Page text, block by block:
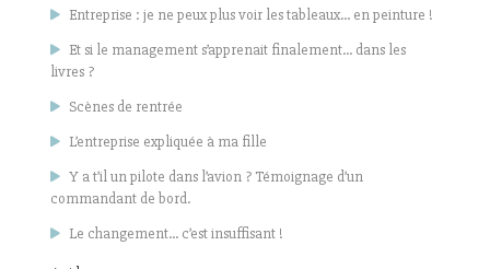
Entreprise : je ne peux plus voir les tableaux… en peinture !
Et si le management s’apprenait finalement… dans les
livres ?
Scènes de rentrée
L’entreprise expliquée à ma fille
Y a t’il un pilote dans l’avion ? Témoignage d’un
commandant de bord.
Le changement… c’est insuffisant !